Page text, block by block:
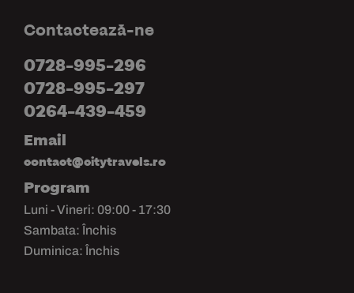
Contactează-ne
0728-995-296
0728-995-297
0264-439-459
Email
contact@citytravels.ro
Program
Luni - Vineri: 09:00 - 17:30
Sambata: Închis
Duminica: Închis